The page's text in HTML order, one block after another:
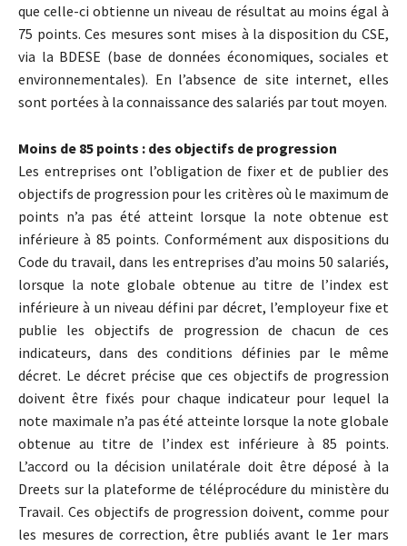
que celle-ci obtienne un niveau de résultat au moins égal à
75 points. Ces mesures sont mises à la disposition du CSE,
via la BDESE (base de données économiques, sociales et
environnementales). En l’absence de site internet, elles
sont portées à la connaissance des salariés par tout moyen.
Moins de 85 points : des objectifs de progression
Les entreprises ont l’obligation de fixer et de publier des
objectifs de progression pour les critères où le maximum de
points n’a pas été atteint lorsque la note obtenue est
inférieure à 85 points. Conformément aux dispositions du
Code du travail, dans les entreprises d’au moins 50 salariés,
lorsque la note globale obtenue au titre de l’index est
inférieure à un niveau défini par décret, l’employeur fixe et
publie les objectifs de progression de chacun de ces
indicateurs, dans des conditions définies par le même
décret. Le décret précise que ces objectifs de progression
doivent être fixés pour chaque indicateur pour lequel la
note maximale n’a pas été atteinte lorsque la note globale
obtenue au titre de l’index est inférieure à 85 points.
L’accord ou la décision unilatérale doit être déposé à la
Dreets sur la plateforme de téléprocédure du ministère du
Travail. Ces objectifs de progression doivent, comme pour
les mesures de correction, être publiés avant le 1er mars